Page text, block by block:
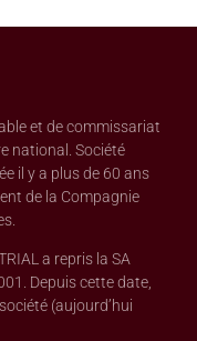
et de commissariat
national. Société
il y a plus de 60 ans
de la Compagnie
a repris la SA
Depuis cette date,
(aujourd’hui